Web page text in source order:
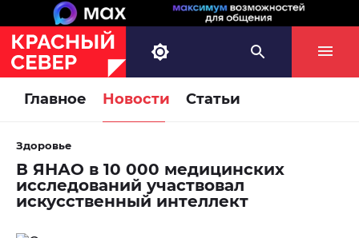
Главное Новости Статьи
Здоровье
В ЯНАО в 10 000 медицинских
исследований участвовал
искусственный интеллект